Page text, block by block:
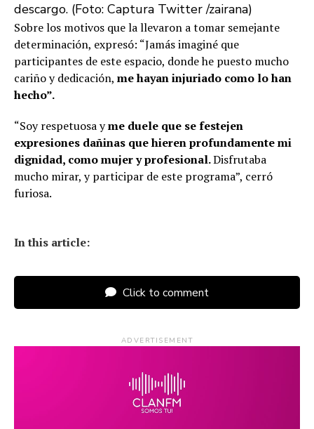
descargo. (Foto: Captura Twitter /zairana)
Sobre los motivos que la llevaron a tomar semejante
determinación, expresó: “Jamás imaginé que
participantes de este espacio, donde he puesto mucho
cariño y dedicación, me hayan injuriado como lo han
hecho”.
“Soy respetuosa yme duele que se festejen
expresiones dañinas que hieren profundamente mi
dignidad, como mujer y profesional.Disfrutaba
mucho mirar, y participar de este programa”, cerró
furiosa.
In this article:
Click to comment
ADVERTISEMENT